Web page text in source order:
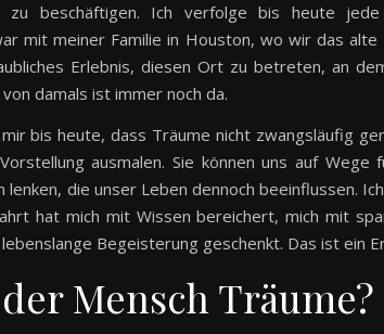
beschäftigen. Ich verfolge bis heute
mit meiner Familie in Houston, wo wir das
Erlebnis, diesen Ort zu betreten, an
damals ist immer noch da.
bis heute, dass Träume nicht zwangsläufig
ausmalen. Sie können uns auf
lenken, die unser Leben dennoch beeinflussen.
hat mich mit Wissen bereichert, mich mit
Begeisterung geschenkt. Das ist ein
Mensch Träume?